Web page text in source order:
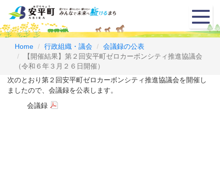
メ
ニ
ュ
Home 行政組織・議会
会議録の公表
【開催結果】第２回安平町ゼロカーボンシティ推進協議会
（令和６年３月２６日開催）
次のとおり第２回安平町ゼロカーボンシティ推進協議会を開催し
ましたので、会議録を公表します。
会議録